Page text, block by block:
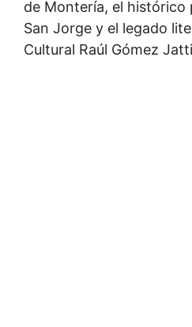
de Montería, el histórico
San Jorge y el legado
Cultural Raúl Gómez